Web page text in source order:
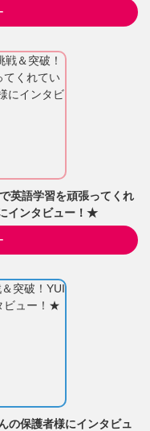
英語学習を頑張ってくれ
インタビュー！★
の保護者様にインタビュ